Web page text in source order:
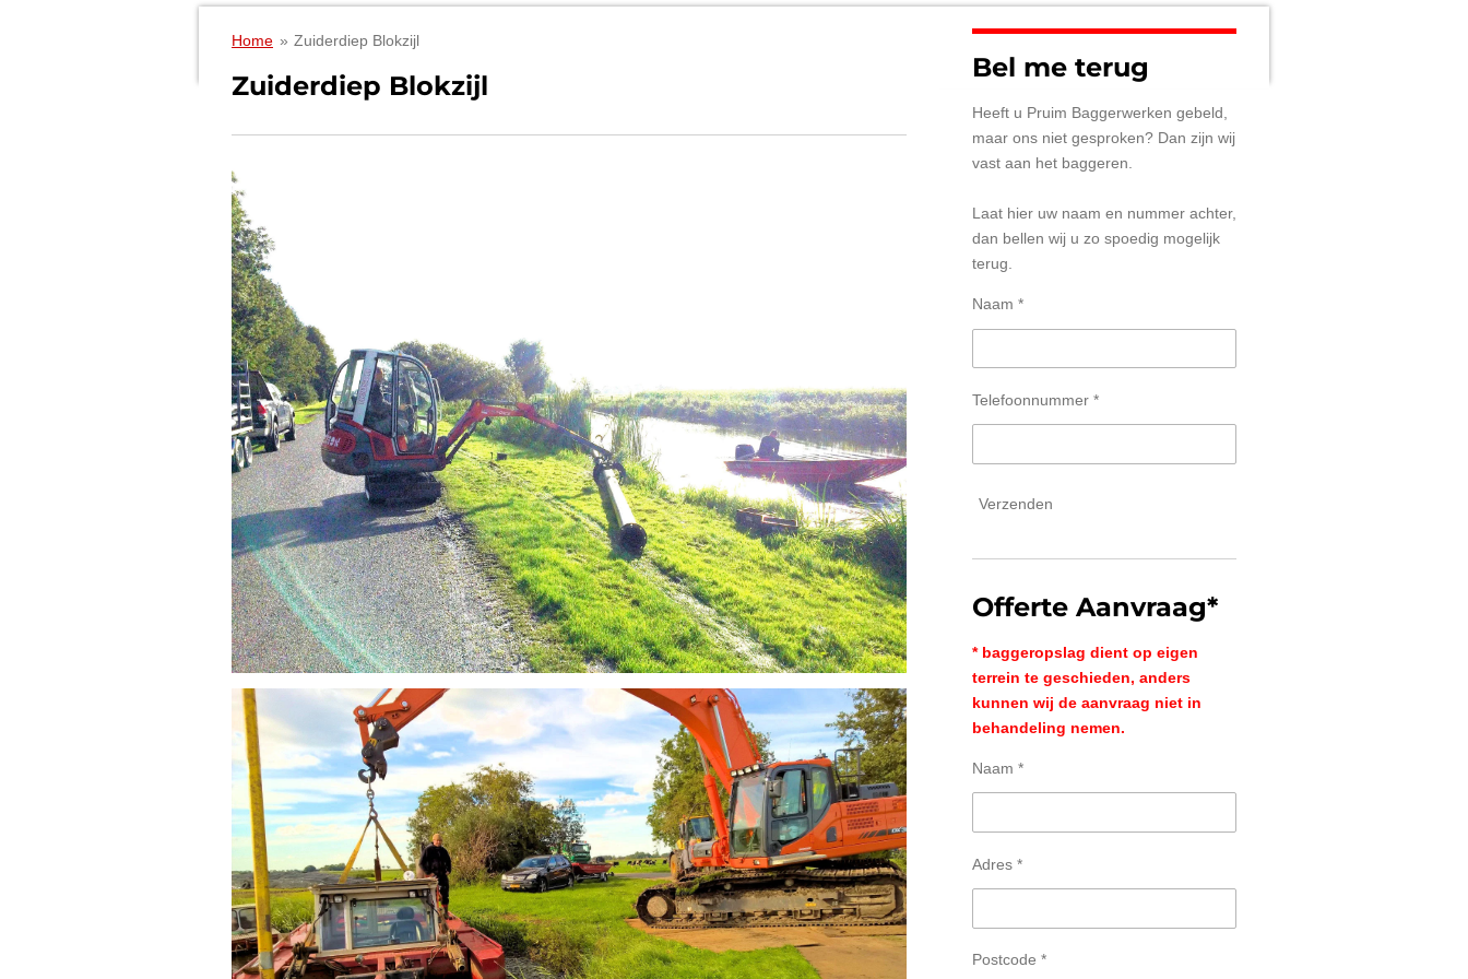
Home » Zuiderdiep Blokzijl
Zuiderdiep Blokzijl
Bel me terug
Heeft u Pruim Baggerwerken gebeld,
maar ons niet gesproken? Dan zijn wij
vast aan het baggeren.
Laat hier uw naam en nummer achter,
dan bellen wij u zo spoedig mogelijk
terug.
Naam *
Telefoonnummer *
Verzenden
Offerte Aanvraag*
* baggeropslag dient op eigen
terrein te geschieden, anders
kunnen wij de aanvraag niet in
behandeling nemen.
Naam *
Adres *
Postcode *